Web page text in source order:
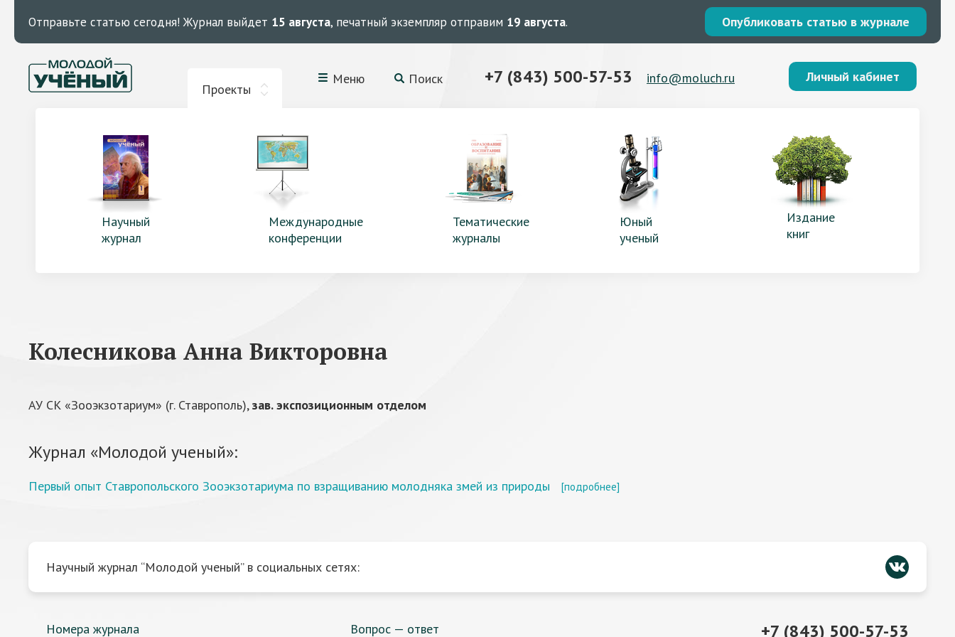
Отправьте статью сегодня! Журнал выйдет 15 августа, печатный экземпляр отправим 19 августа. Опубликовать статью в журнале
Проекты
Меню Поиск +7 (843) 500-57-53 info@moluch.ru Личный кабинет
Научный
журнал
Международные
конференции
Тематические
журналы
Юный
ученый
Издание
книг
Колесникова Анна Викторовна
АУ СК «Зооэкзотариум» (г. Ставрополь),зав. экспозиционным отделом
Журнал «Молодой ученый»:
Первый опыт Ставропольского Зооэкзотариума по взращиванию молодняка змей из природы [подробнее]
Научный журнал “Молодой ученый” в социальных сетях:
Номера журнала Вопрос — ответ +7 (843) 500-57-53